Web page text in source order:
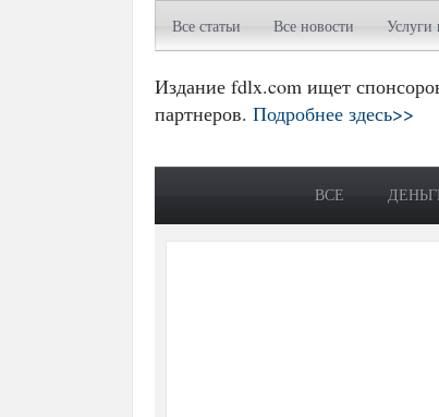
Все статьи Все новости Услуги
Издание fdlx.com ищет
партнеров. Подробнее здесь>>
ВСЕ